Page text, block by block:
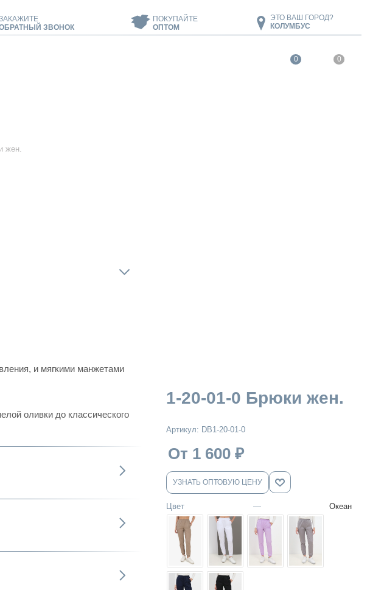
ЗВОНОК
ПОКУПАЙТЕ
ОПТОМ
ЭТО ВАШ ГОРОД?
КОЛУМБУС
0 0
жен.
и мягкими манжетами
оливки до классического
1-20-01-0 Брюки жен.
Артикул: DB1-20-01-0
От 1 600 ₽
УЗНАТЬ ОПТОВУЮ ЦЕНУ
Цвет — Океан